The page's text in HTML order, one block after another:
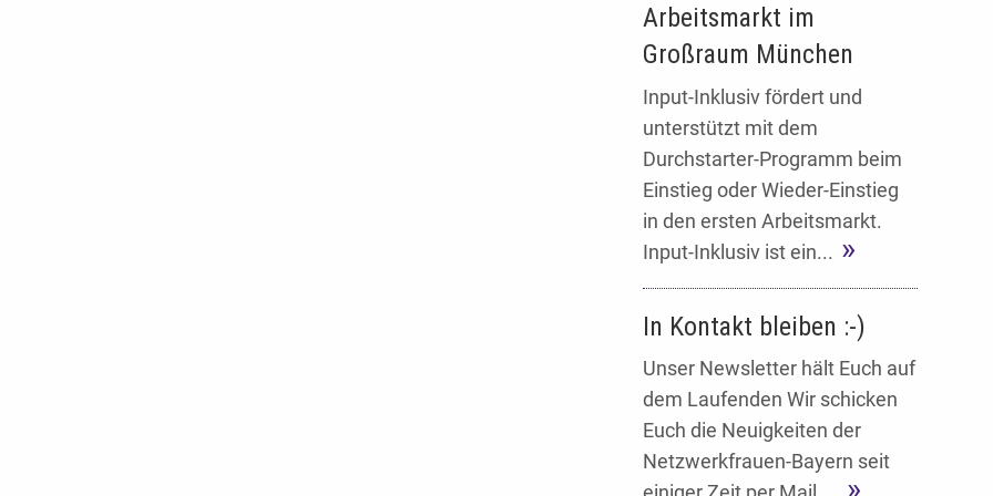
Arbeitsmarkt im
Großraum München
Input-Inklusiv fördert und
unterstützt mit dem
Durchstarter-Programm beim
Einstieg oder Wieder-Einstieg
in den ersten Arbeitsmarkt.
Input-Inklusiv ist ein...
In Kontakt bleiben :-)
Unser Newsletter hält Euch auf
dem Laufenden Wir schicken
Euch die Neuigkeiten der
Netzwerkfrauen-Bayern seit